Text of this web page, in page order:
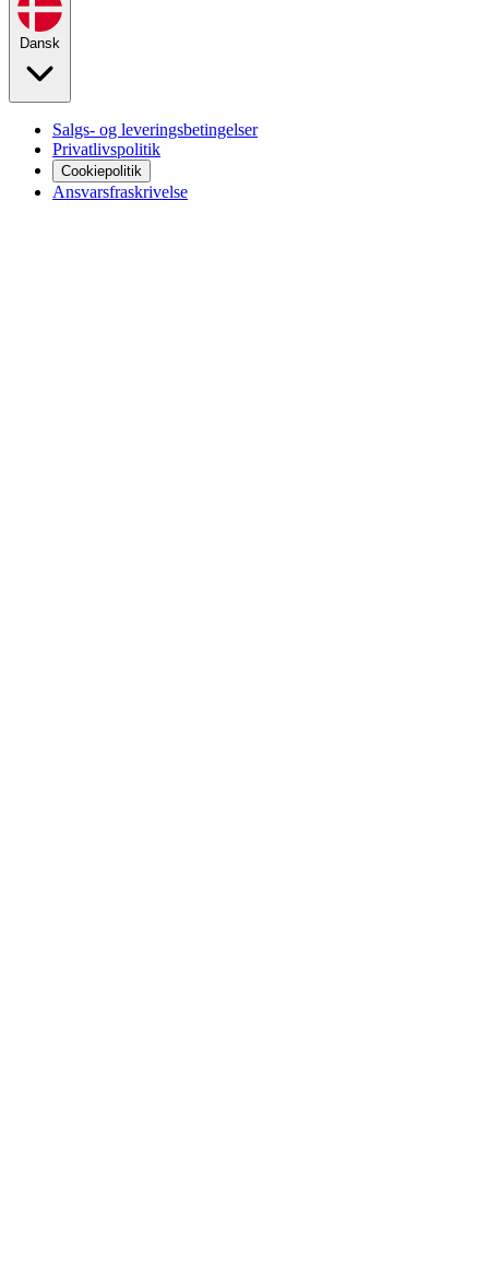
Dansk
Salgs- og leveringsbetingelser
Privatlivspolitik
Cookiepolitik
Ansvarsfraskrivelse